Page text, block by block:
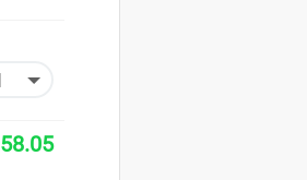
58.05